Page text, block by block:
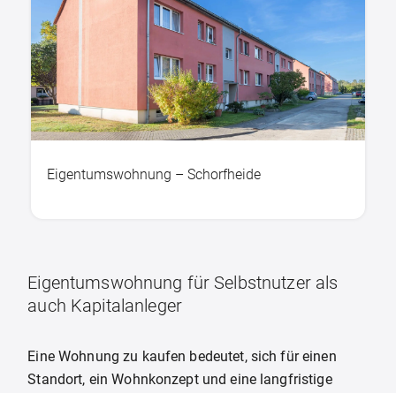
Eigentumswohnung – Schorfheide
Eigentumswohnung für Selbstnutzer als
auch Kapitalanleger
Eine Wohnung zu kaufen bedeutet, sich für einen
Standort, ein Wohnkonzept und eine langfristige